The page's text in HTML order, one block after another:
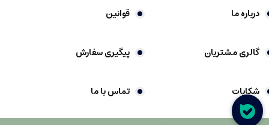
درباره ما قوانین
گالری مشتریان پیگیری سفارش
شکایات تماس با ما